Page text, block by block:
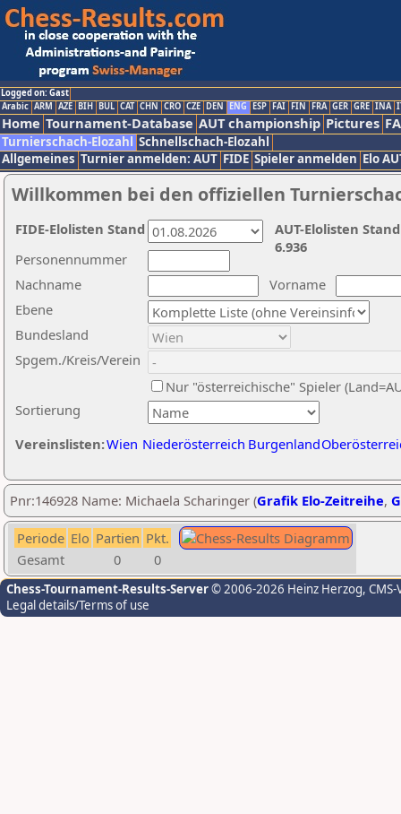
Logged on: Gast
Arabic ARM AZE BIH BUL CAT CHN CRO CZE DEN ENG ESP FAI FIN FRA GER GRE INA
Home Tournament-Database AUT championship Pictures
Turnierschach-Elozahl Schnellschach-Elozahl
Allgemeines Turnier anmelden: AUT FIDE Spieler anmelden Elo
Willkommen bei den offiziellen
Nachname
Vorname
Ebene
Sortierung
Personennummer
Bundesland
Spgem./Kreis/Verein
Nur "österreichische" Spieler
Vereinslisten:Wien Niederösterreich Burgenland
AUT-Elolisten
6.936
FIDE-Elolisten Stand
Pnr:146928 Name: Michaela Scharinger (Grafik Elo-Zeitreihe,
Periode Elo Partien Pkt.
Gesamt
0 0
Chess-Tournament-Results-Server© 2006-2026 Heinz Herzog,
Legal details/Terms of use